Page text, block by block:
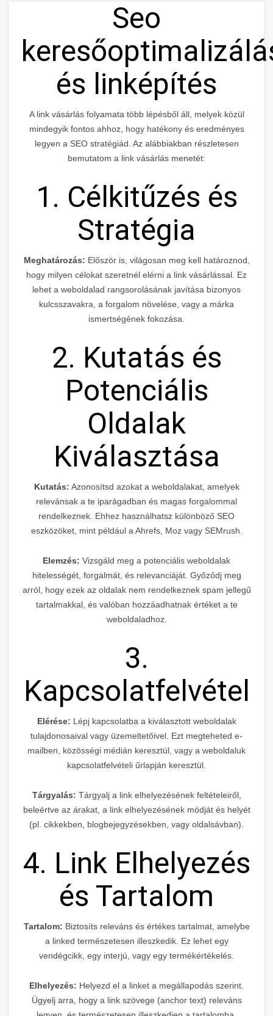
Seo
és linképítés
A link vásárlás folyamata több lépésből áll, melyek közül
mindegyik fontos ahhoz, hogy hatékony és eredményes
legyen a SEO stratégiád. Az alábbiakban részletesen
bemutatom a link vásárlás menetét:
1. Célkitűzés és
Stratégia
Meghatározás: Először is, világosan meg kell határoznod,
hogy milyen célokat szeretnél elérni a link vásárlással. Ez
lehet a weboldalad rangsorolásának javítása bizonyos
kulcsszavakra, a forgalom növelése, vagy a márka
ismertségének fokozása.
2. Kutatás és
Potenciális
Oldalak
Kiválasztása
Kutatás: Azonosítsd azokat a weboldalakat, amelyek
relevánsak a te iparágadban és magas forgalommal
rendelkeznek. Ehhez használhatsz különböző SEO
eszközöket, mint például a Ahrefs, Moz vagy SEMrush.
Elemzés: Vizsgáld meg a potenciális weboldalak
hitelességét, forgalmát, és relevanciáját. Győződj meg
arról, hogy ezek az oldalak nem rendelkeznek spam jellegű
tartalmakkal, és valóban hozzáadhatnak értéket a te
weboldaladhoz.
3.
Kapcsolatfelvétel
Elérése: Lépj kapcsolatba a kiválasztott weboldalak
tulajdonosaival vagy üzemeltetőivel. Ezt megteheted e-
mailben, közösségi médián keresztül, vagy a weboldaluk
kapcsolatfelvételi űrlapján keresztül.
Tárgyalás: Tárgyalj a link elhelyezésének feltételeiről,
beleértve az árakat, a link elhelyezésének módját és helyét
(pl. cikkekben, blogbejegyzésekben, vagy oldalsávban).
4. Link Elhelyezés
és Tartalom
Tartalom: Biztosíts releváns és értékes tartalmat, amelybe
a linked természetesen illeszkedik. Ez lehet egy
vendégcikk, egy interjú, vagy egy termékértékelés.
Elhelyezés: Helyezd el a linket a megállapodás szerint.
Ügyelj arra, hogy a link szövege (anchor text) releváns